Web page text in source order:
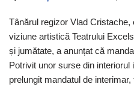
Tânărul regizor Vlad
viziune artistică Teatrului
și jumătate, a anunțat că
Potrivit unor surse din
prelungit mandatul de